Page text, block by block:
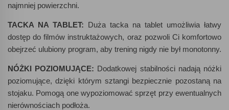
najmniej powierzchni.
TACKA NA TABLET: Duża tacka na tablet umożliwia łatwy
dostęp do filmów instruktażowych, oraz pozwoli Ci komfortowo
obejrzeć ulubiony program, aby trening nigdy nie był monotonny.
NÓŻKI POZIOMUJĄCE: Dodatkowej stabilności nadają nóżki
poziomujące, dzięki którym sztangi bezpiecznie pozostaną na
stojaku. Pomogą one wypoziomować sprzęt przy ewentualnych
nierównościach podłoża.